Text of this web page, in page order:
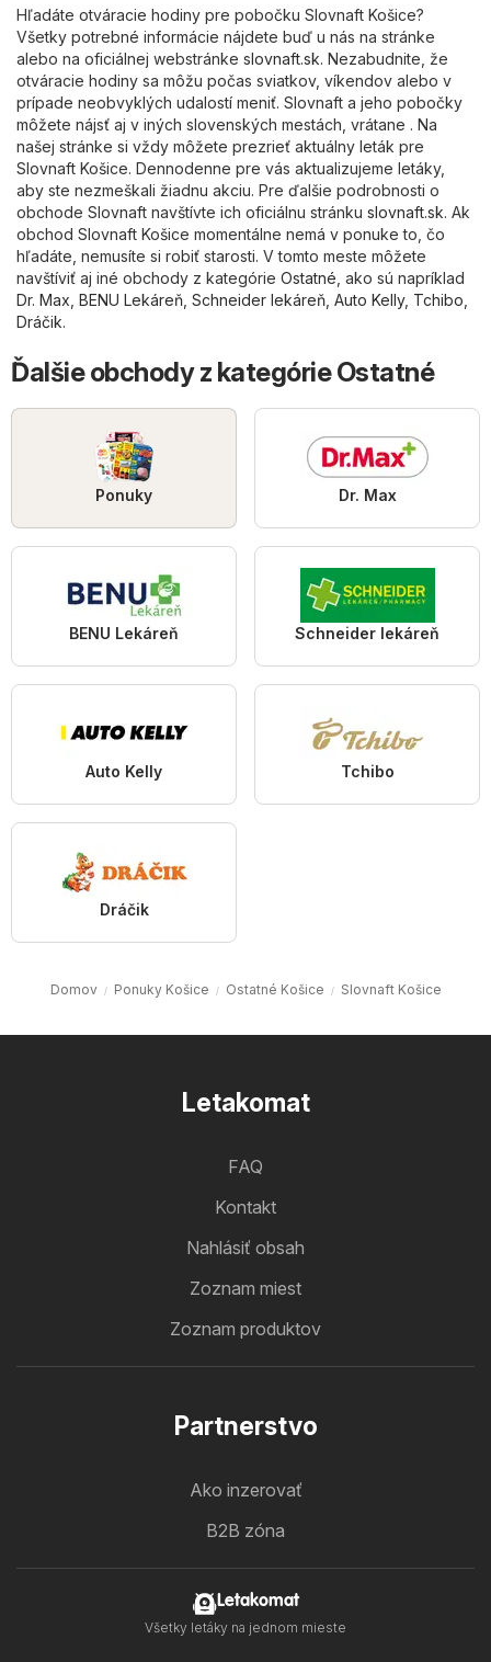
Hľadáte otváracie hodiny pre pobočku Slovnaft Košice?
Všetky potrebné informácie nájdete buď u nás na stránke
alebo na oficiálnej webstránke slovnaft.sk. Nezabudnite, že
otváracie hodiny sa môžu počas sviatkov, víkendov alebo v
prípade neobvyklých udalostí meniť. Slovnaft a jeho pobočky
môžete nájsť aj v iných slovenských mestách, vrátane . Na
našej stránke si vždy môžete prezrieť aktuálny leták pre
Slovnaft Košice. Dennodenne pre vás aktualizujeme letáky,
aby ste nezmeškali žiadnu akciu. Pre ďalšie podrobnosti o
obchode Slovnaft navštívte ich oficiálnu stránku slovnaft.sk. Ak
obchod Slovnaft Košice momentálne nemá v ponuke to, čo
hľadáte, nemusíte si robiť starosti. V tomto meste môžete
navštíviť aj iné obchody z kategórie Ostatné , ako sú napríklad
Dr. Max BENU Lekáreň Schneider lekáreň Auto Kelly, Tchibo
Dráčik.
Ďalšie obchody z kategórie Ostatné
Ponuky Dr. Max
BENU Lekáreň Schneider lekáreň
Auto Kelly Tchibo
Dráčik
Domov Ponuky Košice Ostatné Košice Slovnaft Košice
Letakomat
FAQ
Kontakt
Nahlásiť obsah
Zoznam miest
Zoznam produktov
Partnerstvo
Ako inzerovať
B2B zóna
Letakomat
Všetky letáky na jednom mieste